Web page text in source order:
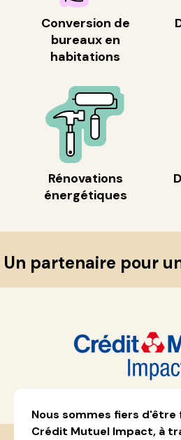
Conversion de
bureaux en
habitations
Rénovations
énergétiques
Un partenaire pour
Nous sommes fiers d'être
Crédit Mutuel Impact, à